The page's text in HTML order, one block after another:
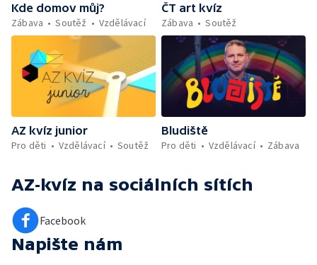
Kde domov můj?
Zábava
Soutěž Vzdělávací
ČT art kvíz
Zábava
Soutěž
AZ kvíz junior
Pro děti
Vzdělávací Soutěž
Bludiště
Pro děti
Vzdělávací Zábava
AZ-kvíz na sociálních sítích
Facebook
Napište nám